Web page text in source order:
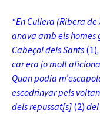
“En Cullera (Ribera
anava amb els homes
Cabeçol dels Sants (1)
car era jo molt
Quan podia
escodrinyar pels
dels repussat[s] (2)